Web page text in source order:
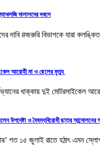
দালালদের দখলে
দাবি #জরুরি বিভাগকে যারা
আরোহী মা ও ছেলের মৃত্যু
ধাক্কায় দুই মোটরসাইকেল
উপদেষ্টা ও বৈষম্যবিরোধী ছাত্র
গত ১৫ জুলাই রাতে হঠাৎ এমন